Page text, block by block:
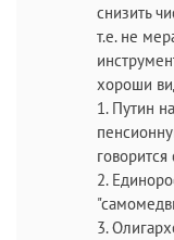
снизить
т.е. не
хороши
1. Путин
говорится
2.
3.